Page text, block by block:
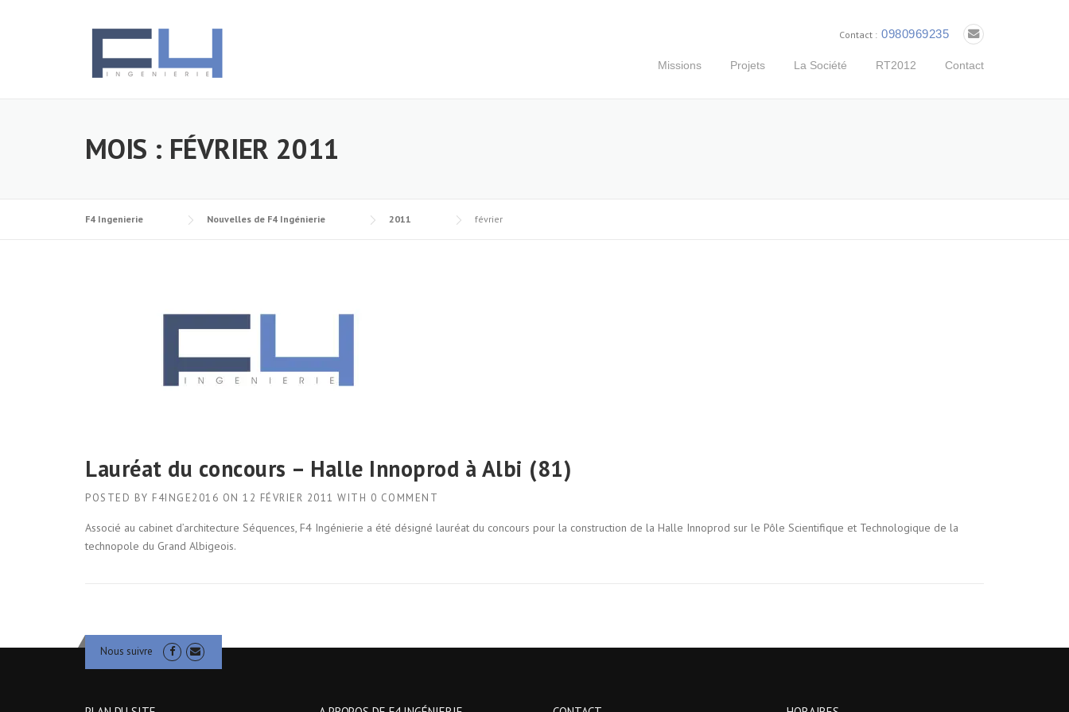
Contact : 0980969235
Missions Projets La Société RT2012 Contact
MOIS : FÉVRIER 2011
F4 Ingenierie Nouvelles de F4 Ingénierie 2011 février
Lauréat du concours – Halle Innoprod à Albi (81)
POSTED BY F4INGE2016 ON 12 FÉVRIER 2011 WITH 0 COMMENT
Associé au cabinet d’architecture Séquences, F4 Ingénierie a été désigné lauréat du concours pour la construction de la Halle Innoprod sur le Pôle Scientifique et Technologique de la
technopole du Grand Albigeois.
Nous suivre